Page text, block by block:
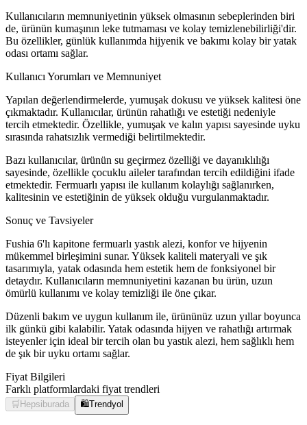
Kullanıcıların memnuniyetinin yüksek olmasının sebeplerinden biri
de, ürünün kumaşının leke tutmaması ve kolay temizlenebilirliği'dir.
Bu özellikler, günlük kullanımda hijyenik ve bakımı kolay bir yatak
odası ortamı sağlar.
Kullanıcı Yorumları ve Memnuniyet
Yapılan değerlendirmelerde, yumuşak dokusu ve yüksek kalitesi öne
çıkmaktadır. Kullanıcılar, ürünün rahatlığı ve estetiği nedeniyle
tercih etmektedir. Özellikle, yumuşak ve kalın yapısı sayesinde uyku
sırasında rahatsızlık vermediği belirtilmektedir.
Bazı kullanıcılar, ürünün su geçirmez özelliği ve dayanıklılığı
sayesinde, özellikle çocuklu aileler tarafından tercih edildiğini ifade
etmektedir. Fermuarlı yapısı ile kullanım kolaylığı sağlanırken,
kalitesinin ve estetiğinin de yüksek olduğu vurgulanmaktadır.
Sonuç ve Tavsiyeler
Fushia 6'lı kapitone fermuarlı yastık alezi, konfor ve hijyenin
mükemmel birleşimini sunar. Yüksek kaliteli materyali ve şık
tasarımıyla, yatak odasında hem estetik hem de fonksiyonel bir
detaydır. Kullanıcıların memnuniyetini kazanan bu ürün, uzun
ömürlü kullanımı ve kolay temizliği ile öne çıkar.
Düzenli bakım ve uygun kullanım ile, ürününüz uzun yıllar boyunca
ilk günkü gibi kalabilir. Yatak odasında hijyen ve rahatlığı artırmak
isteyenler için ideal bir tercih olan bu yastık alezi, hem sağlıklı hem
de şık bir uyku ortamı sağlar.
Fiyat Bilgileri
Farklı platformlardaki fiyat trendleri
🛒 Hepsiburada 🛍️Trendyol